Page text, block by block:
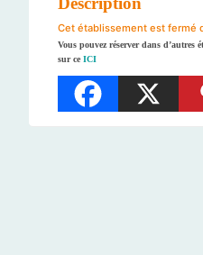
Cet établissement est fermé
Vous pouvez réserver dans d’autres
sur ce ICI